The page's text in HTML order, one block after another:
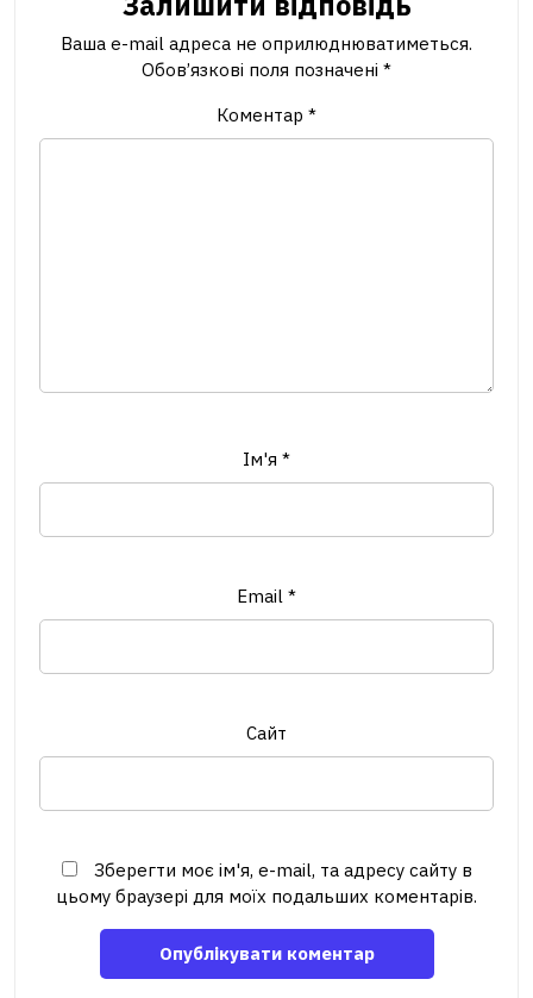
Ваша e-mail адреса не оприлюднюватиметься.
Обов’язкові поля позначені *
Коментар *
Ім'я *
Email *
Сайт
Зберегти моє ім'я, e-mail, та адресу сайту в
цьому браузері для моїх подальших коментарів.